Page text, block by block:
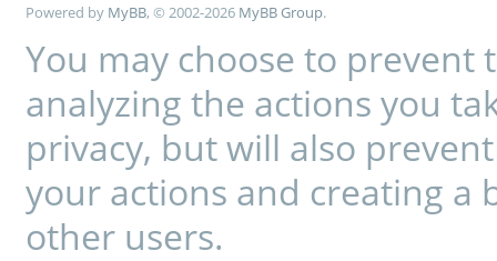
Powered by MyBB, © 2002-2026 MyBB Group.
You may choose to
analyzing the actions you
privacy, but will also
your actions and creating a
other users.